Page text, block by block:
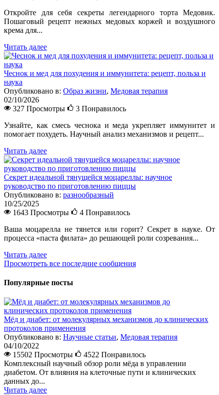
Откройте для себя секреты легендарного торта Медовик.
Пошаговый рецепт нежных медовых коржей и воздушного
крема для...
Читать далее
Чеснок и мед для похудения и иммунитета: рецепт, польза и
наука
Опубликовано в: Образ жизни, Медовая терапия
02/10/2026
327 Просмотры
3 Понравилось
Узнайте, как смесь чеснока и меда укрепляет иммунитет и
помогает похудеть. Научный анализ механизмов и рецепт...
Читать далее
Секрет идеальной тянущейся моцареллы: научное
руководство по приготовлению пиццы
Опубликовано в: разнообразный
10/25/2025
1643 Просмотры
4 Понравилось
Ваша моцарелла не тянется или горит? Секрет в науке. От
процесса «паста филата» до решающей роли созревания...
Читать далее
Просмотреть все последние сообщения
Популярные посты
Мёд и диабет: от молекулярных механизмов до клинических
протоколов применения
Опубликовано в: Научные статьи, Медовая терапия
04/10/2022
15502 Просмотры
4522 Понравилось
Комплексный научный обзор роли мёда в управлении
диабетом. От влияния на клеточные пути и клинических
данных до...
Читать далее